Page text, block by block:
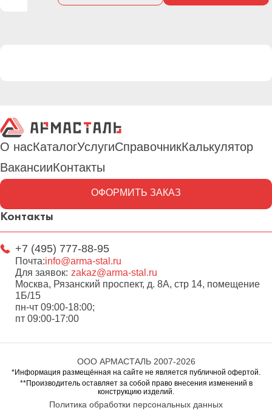
О насКаталогУслугиСправочникКалькулятор
ВакансииКонтакты
ОФОРМИТЬ ЗАКАЗ
Контакты
+7 (495) 777-88-95
Почта:info@arma-stal.ru
Для заявок: zakaz@arma-stal.ru
Москва, Рязанский проспект, д. 8А, стр 14, помещение
1Б/15
пн-чт 09:00-18:00;
пт 09:00-17:00
ООО АРМАСТАЛЬ 2007-2026
*Информация размещённая на сайте не является публичной офертой.
**Производитель оставляет за собой право внесения изменений в
конструкцию изделий.
Политика обработки персональных данных